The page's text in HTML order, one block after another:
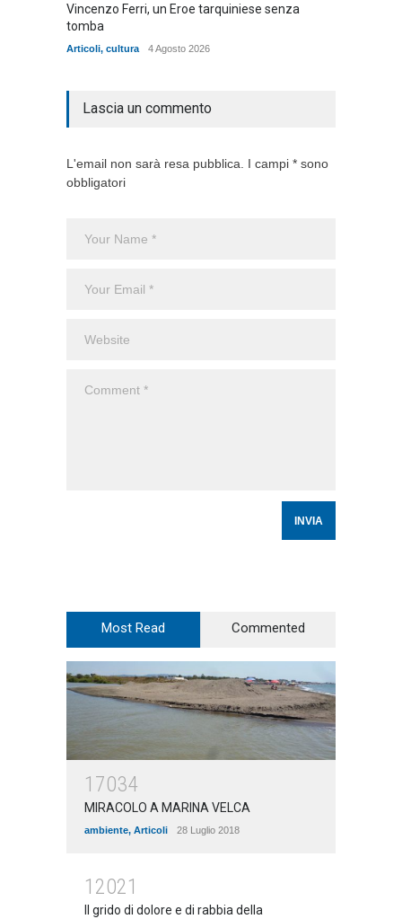
Vincenzo Ferri, un Eroe tarquiniese senza
tomba
Articoli, cultura 4 Agosto 2026
Lascia un commento
L'email non sarà resa pubblica. I campi * sono
obbligatori
Most Read Commented
17034
MIRACOLO A MARINA VELCA
ambiente, Articoli 28 Luglio 2018
12021
Il grido di dolore e di rabbia della